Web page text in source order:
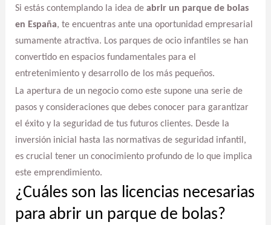
Si estás contemplando la idea de abrir un parque de bolas
en España, te encuentras ante una oportunidad empresarial
sumamente atractiva. Los parques de ocio infantiles se han
convertido en espacios fundamentales para el
entretenimiento y desarrollo de los más pequeños.
La apertura de un negocio como este supone una serie de
pasos y consideraciones que debes conocer para garantizar
el éxito y la seguridad de tus futuros clientes. Desde la
inversión inicial hasta las normativas de seguridad infantil,
es crucial tener un conocimiento profundo de lo que implica
este emprendimiento.
¿Cuáles son las licencias necesarias
para abrir un parque de bolas?